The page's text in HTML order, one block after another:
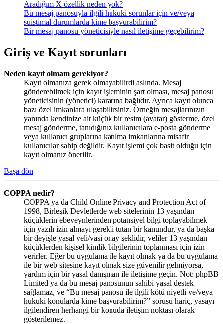
Aradığım X özellik neden yok?
Bu mesaj panosuyla ilgili hukuki sorunlar için ve/veya
suistimal durumlarda kime başvurabilirim?
Bir mesaj panosu yöneticisiyle nasıl iletişime geçebilirim?
Giriş ve Kayıt sorunları
Neden kayıt olmam gerekiyor?
Kayıt olmanıza gerek olmayabilirdi aslında. Mesaj
gönderebilmek için kayıt işleminin şart olması, mesaj panosu
yöneticisinin (yönetici) kararına bağlıdır. Ayrıca kayıt olunca
bazı özel imkanlara ulaşabilirsiniz. Örneğin mesajlarınızın
yanında kendinize ait küçük bir resim (avatar) gösterme, özel
mesaj gönderme, tanıdığınız kullanıcılara e-posta gönderme
veya kullanıcı gruplarına katılma imkanlarına misafir
kullanıcılar sahip değildir. Kayıt işlemi çok basit olduğu için
kayıt olmanız önerilir.
Başa dön
COPPA nedir?
COPPA ya da Child Online Privacy and Protection Act of
1998, Birleşik Devletlerde web sitelerinin 13 yaşından
küçüklerin ebeveynlerinden potansiyel bilgi toplayabilmek
için yazılı izin almayı gerekli tutan bir kanundur, ya da başka
bir deyişle yasal veli/vasi onay şeklidir, veliler 13 yaşından
küçüklerden kişisel kimlik bilgilerinin toplanması için izin
verirler. Eğer bu uygulama ile kayıt olmak ya da bu uygulama
ile bir web sitesine kayıt olmak size güvenilir gelmiyorsa,
yardım için bir yasal danışman ile iletişime geçin. Not: phpBB
Limited ya da bu mesaj panosunun sahibi yasal destek
sağlamaz, ve “Bu mesaj panosu ile ilgili kötü niyetli ve/veya
hukuki konularda kime başvurabilirim?” sorusu hariç, yasayı
ilgilendiren herhangi bir konuda iletişim noktası olarak
gösterilemez.